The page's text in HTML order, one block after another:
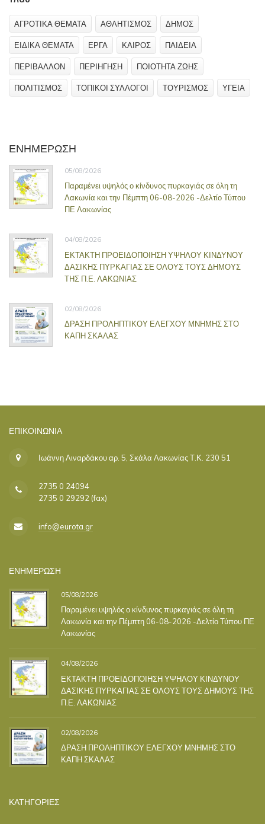
ΑΓΡΟΤΙΚΑ ΘΕΜΑΤΑ ΑΘΛΗΤΙΣΜΟΣ ΔΗΜΟΣ
ΕΙΔΙΚΑ ΘΕΜΑΤΑ ΕΡΓΑ ΚΑΙΡΟΣ ΠΑΙΔΕΙΑ
ΠΕΡΙΒΑΛΛΟΝ ΠΕΡΙΗΓΗΣΗ ΠΟΙΟΤΗΤΑ ΖΩΗΣ
ΠΟΛΙΤΙΣΜΟΣ ΤΟΠΙΚΟΙ ΣΥΛΛΟΓΟΙ ΤΟΥΡΙΣΜΟΣ ΥΓΕΙΑ
ΕΝΗΜΕΡΩΣΗ
05/08/2026
Παραμένει υψηλός ο κίνδυνος πυρκαγιάς σε όλη τη
Λακωνία και την Πέμπτη 06-08-2026 -Δελτίο Τύπου
ΠΕ Λακωνίας
04/08/2026
ΕΚΤΑΚΤΗ ΠΡΟΕΙΔΟΠΟΙΗΣΗ ΥΨΗΛΟΥ ΚΙΝΔΥΝΟΥ
ΔΑΣΙΚΗΣ ΠΥΡΚΑΓΙΑΣ ΣΕ ΟΛΟΥΣ ΤΟΥΣ ΔΗΜΟΥΣ
ΤΗΣ Π.Ε. ΛΑΚΩΝΙΑΣ
02/08/2026
ΔΡΑΣΗ ΠΡΟΛΗΠΤΙΚΟΥ ΕΛΕΓΧΟΥ ΜΝΗΜΗΣ ΣΤΟ
ΚΑΠΗ ΣΚΑΛΑΣ
ΕΠΙΚΟΙΝΩΝΊΑ
Ιωάννη Λιναρδάκου αρ. 5, Σκάλα Λακωνίας Τ.Κ. 230 51
2735 0 24094
2735 0 29292 (fax)
info@eurota.gr
ΕΝΗΜΕΡΩΣΗ
05/08/2026
Παραμένει υψηλός ο κίνδυνος πυρκαγιάς σε όλη τη
Λακωνία και την Πέμπτη 06-08-2026 -Δελτίο Τύπου ΠΕ
Λακωνίας
04/08/2026
ΕΚΤΑΚΤΗ ΠΡΟΕΙΔΟΠΟΙΗΣΗ ΥΨΗΛΟΥ ΚΙΝΔΥΝΟΥ
ΔΑΣΙΚΗΣ ΠΥΡΚΑΓΙΑΣ ΣΕ ΟΛΟΥΣ ΤΟΥΣ ΔΗΜΟΥΣ ΤΗΣ
Π.Ε. ΛΑΚΩΝΙΑΣ
02/08/2026
ΔΡΑΣΗ ΠΡΟΛΗΠΤΙΚΟΥ ΕΛΕΓΧΟΥ ΜΝΗΜΗΣ ΣΤΟ
ΚΑΠΗ ΣΚΑΛΑΣ
ΚΑΤΗΓΟΡΙΕΣ